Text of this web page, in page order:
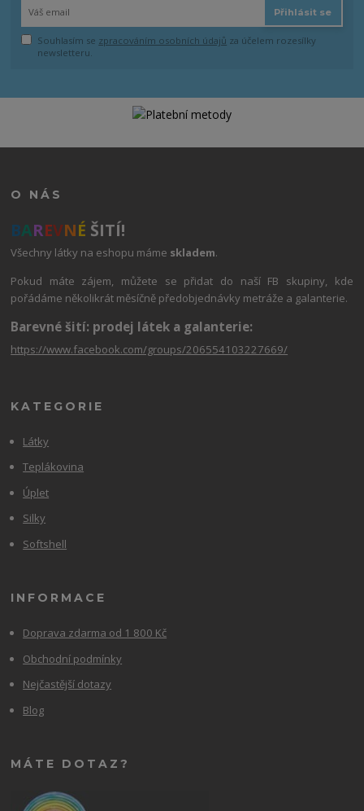
Přihlásit se
Souhlasím se zpracováním osobních údajů za účelem rozesílky
newsletteru.
O NÁS
BAREVNÉ ŠITÍ!
Všechny látky na eshopu máme skladem.
Pokud máte zájem, můžete se přidat do naší FB skupiny, kde
pořádáme několikrát měsíčně předobjednávky metráže a galanterie.
Barevné šití: prodej látek a galanterie:
https://www.facebook.com/groups/206554103227669/
KATEGORIE
Látky
Teplákovina
Úplet
Silky
Softshell
INFORMACE
Doprava zdarma od 1 800 Kč
Obchodní podmínky
Nejčastější dotazy
Blog
MÁTE DOTAZ?